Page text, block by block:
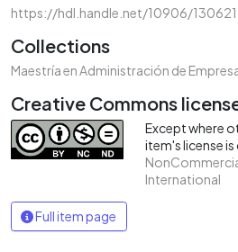
https://hdl.handle.net/10906/130621
Collections
Maestría en Administración de
Creative Commons
Except where
item's license
International
Full item page